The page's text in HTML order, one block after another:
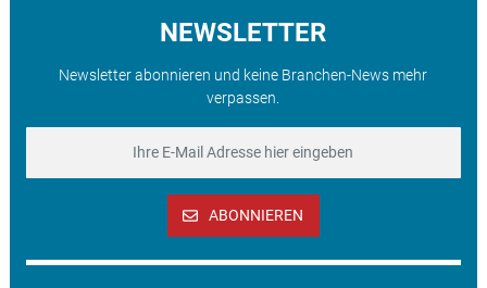
NEWSLETTER
Newsletter abonnieren und keine Branchen-News mehr
verpassen.
ABONNIEREN